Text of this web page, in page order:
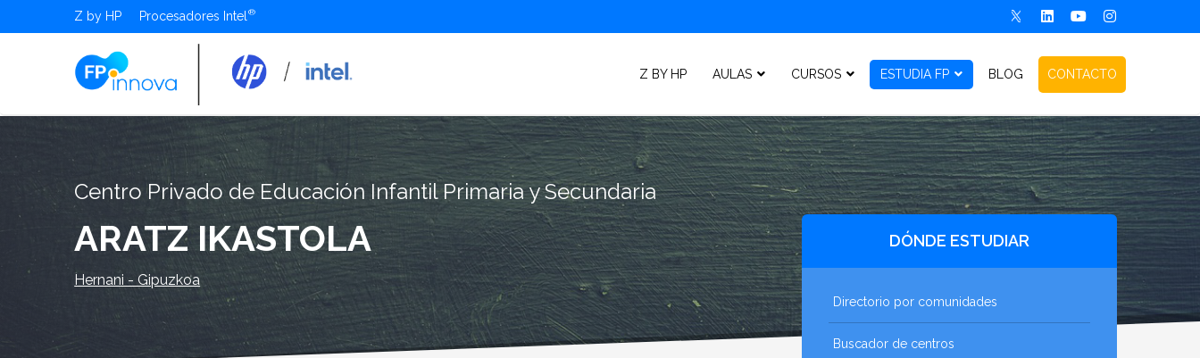
Z by HP Procesadores Intel
Z BY HP AULAS CURSOS ESTUDIA FP BLOG CONTACTO
Centro Privado de Educación Infantil Primaria y Secundaria
ARATZ IKASTOLA
Hernani - Gipuzkoa
DÓNDE ESTUDIAR
Directorio por comunidades
Buscador de centros